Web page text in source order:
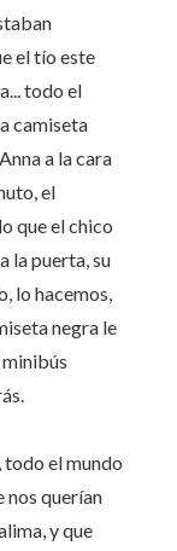
el tío este
todo el
camiseta
a la cara
el
que el chico
la puerta, su
lo hacemos,
negra le
el mundo
nos querían
y que